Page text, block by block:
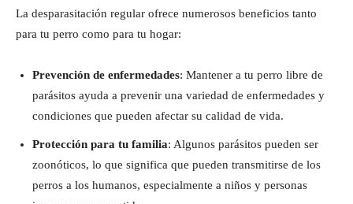
La desparasitación regular ofrece numerosos beneficios tanto
para tu perro como para tu hogar:
Prevención de enfermedades: Mantener a tu perro libre de
parásitos ayuda a prevenir una variedad de enfermedades y
condiciones que pueden afectar su calidad de vida.
Protección para tu familia: Algunos parásitos pueden ser
zoonóticos, lo que significa que pueden transmitirse de los
perros a los humanos, especialmente a niños y personas